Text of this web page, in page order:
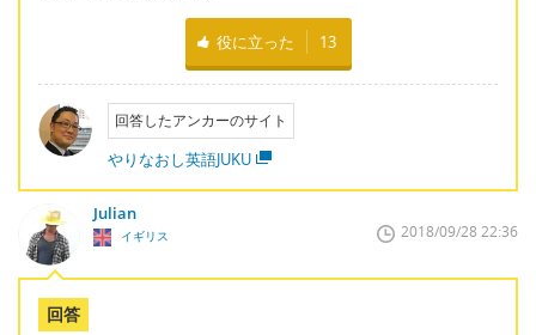
役に立った 13
回答したアンカーのサイト
やりなおし英語JUKU
Julian
イギリス 2018/09/28 22:36
回答